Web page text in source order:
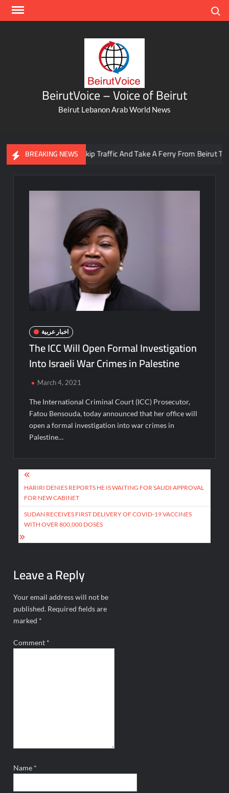
Skip
BeirutVoice – Voice of Beirut
Beirut Lebanon Arab World News
BREAKING NEWS
You Can Now Skip Traffic And Take A Ferry From Beirut To
اخبار عربية
The ICC Will Open Formal Investigation
Into Israeli War Crimes in Palestine
March 4, 2021
The International Criminal Court (ICC) Prosecutor,
Fatou Bensouda, today announced that her office will
open a formal investigation into war crimes in
Palestine…
Post
navigation
HARIRI DENIES REPORTS HE IS WAITING FOR SAUDI APPROVAL
FOR NEW CABINET
SUDAN RECEIVES FIRST DELIVERY OF COVID-19 VACCINES
WITH OVER 800,000 DOSES
Leave a Reply
Your email address will not be
published. Required fields are
marked *
Comment *
Name *